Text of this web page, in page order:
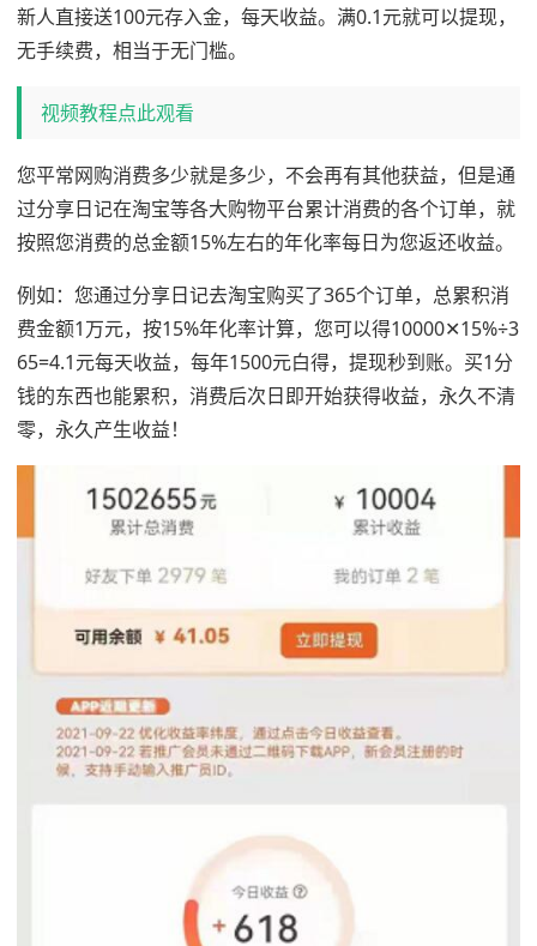
新人直接送100元存入金，每天收益。满0.1元就可以提现，
无手续费，相当于无门槛。
视频教程点此观看
您平常网购消费多少就是多少，不会再有其他获益，但是通
过分享日记在淘宝等各大购物平台累计消费的各个订单，就
按照您消费的总金额15%左右的年化率每日为您返还收益。
例如：您通过分享日记去淘宝购买了365个订单，总累积消
费金额1万元，按15%年化率计算，您可以得10000✕15%÷3
65=4.1元每天收益，每年1500元白得，提现秒到账。买1分
钱的东西也能累积，消费后次日即开始获得收益，永久不清
零，永久产生收益！